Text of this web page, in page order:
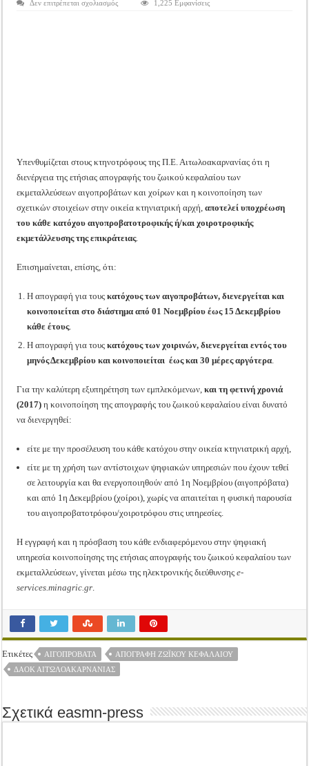
Tακτική Γενική Συνέλευση του Αγροτικού Συνεταιρισμού Μεσολογγίου-
Δεν επιτρέπεται σχολιασμόςστο
1,225 Εμφανίσεις
Υπενθυμίζεται στους κτηνοτρόφους της Π.Ε. Αιτωλοακαρνανίας ότι η
διενέργεια της ετήσιας απογραφής του ζωικού κεφαλαίου των
εκμεταλλεύσεων αιγοπροβάτων και χοίρων και η κοινοποίηση των
σχετικών στοιχείων στην οικεία κτηνιατρική αρχή,αποτελεί υποχρέωση
του κάθε κατόχου αιγοπροβατοτροφικής ή/και χοιροτροφικής
εκμετάλλευσης της επικράτειας.
Επισημαίνεται, επίσης, ότι:
Η απογραφή για τουςκατόχους των αιγοπροβάτων, διενεργείται και
κοινοποιείται στο διάστημα από 01 Νοεμβρίου έως 15 Δεκεμβρίου
κάθε έτους.
Η απογραφή για τουςκατόχους των χοιρινών, διενεργείται εντός του
μηνός Δεκεμβρίου και κοινοποιείται έως και 30 μέρες αργότερα.
Για την καλύτερη εξυπηρέτηση των εμπλεκόμενων,και τη φετινή χρονιά
(2017) η κοινοποίηση της απογραφής του ζωικού κεφαλαίου είναι δυνατό
να διενεργηθεί:
είτε με την προσέλευση του κάθε κατόχου στην οικεία κτηνιατρική αρχή,
είτε με τη χρήση των αντίστοιχων ψηφιακών υπηρεσιών που έχουν τεθεί
σε λειτουργία και θα ενεργοποιηθούν από 1η Νοεμβρίου (αιγοπρόβατα)
και από 1η Δεκεμβρίου (χοίροι), χωρίς να απαιτείται η φυσική παρουσία
του αιγοπροβατοτρόφου/χοιροτρόφου στις υπηρεσίες.
Η εγγραφή και η πρόσβαση του κάθε ενδιαφερόμενου στην ψηφιακή
υπηρεσία κοινοποίησης της ετήσιας απογραφής του ζωικού κεφαλαίου των
εκμεταλλεύσεων, γίνεται μέσω της ηλεκτρονικής διεύθυνσηςe-
services.minagric.gr.
Ετικέτες ΑΙΓΟΠΡΌΒΑΤΑ
ΑΠΟΓΡΑΦΉ ΖΩΪΚΟΎ ΚΕΦΑΛΑΊΟΥ
ΔΑΟΚ ΑΙΤΩΛΟΑΚΑΡΝΑΝΙΑΣ
Σχετικά easmn-press